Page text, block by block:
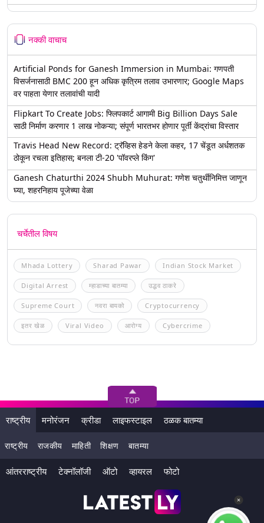
नक्की वाचाच
Artificial Ponds for Ganesh Immersion in Mumbai: गणपती
विसर्जनासाठी BMC 200 हून अधिक कृत्रिम तलाव उभारणार; Google Maps
वर पाहता येणार तलावांची यादी
Flipkart To Create Jobs: फ्लिपकार्ट आगामी Big Billion Days Sale
साठी निर्माण करणार 1 लाख नोकऱ्या; संपूर्ण भारतभर होणार पूर्ती केंद्रांचा विस्तार
Travis Head New Record: ट्रॅव्हिस हेडने केला कहर, 17 चेंडूत अर्धशतक
ठोकून रचला इतिहास; बनला टी-20 'पॉवरप्ले किंग'
Ganesh Chaturthi 2024 Shubh Muhurat: गणेश चतुर्थीनिमित्त जाणून
घ्या, शहरनिहाय पूजेच्या वेळा
चर्चेतील विषय
Mhada Lottery Sharad Pawar Indian Stock Market
Digital Arrest म्हाडाच्या बातम्या उद्धव ठाकरे
Supreme Court नवरा बायको Cryptocurrency
इतर खेळ Viral Video आरोग्य Cybercrime
राष्ट्रीय मनोरंजन क्रीडा लाइफस्टाइल ठळक बातम्या
राष्ट्रीय राजकीय माहिती शिक्षण बातम्या
आंतरराष्ट्रीय टेक्नॉलॉजी ऑटो व्हायरल फोटो